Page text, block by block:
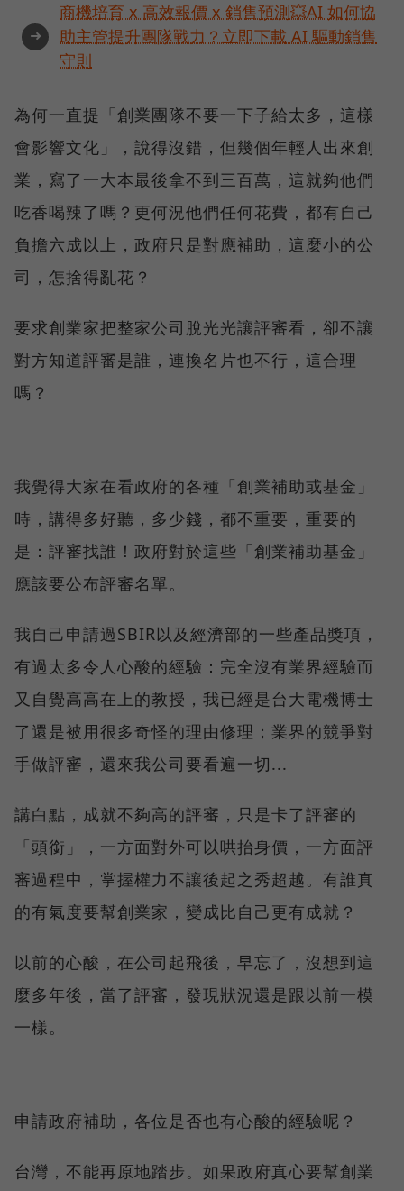
➜
商機培育 x 高效報價 x 銷售預測💥AI 如何協
助主管提升團隊戰力？立即下載 AI 驅動銷售
守則
為何一直提「創業團隊不要一下子給太多，這樣
會影響文化」，說得沒錯，但幾個年輕人出來創
業，寫了一大本最後拿不到三百萬，這就夠他們
吃香喝辣了嗎？更何況他們任何花費，都有自己
負擔六成以上，政府只是對應補助，這麼小的公
司，怎捨得亂花？
要求創業家把整家公司脫光光讓評審看，卻不讓
對方知道評審是誰，連換名片也不行，這合理
嗎？
我覺得大家在看政府的各種「創業補助或基金」
時，講得多好聽，多少錢，都不重要，重要的
是：評審找誰！政府對於這些「創業補助基金」
應該要公布評審名單。
我自己申請過SBIR以及經濟部的一些產品獎項，
有過太多令人心酸的經驗：完全沒有業界經驗而
又自覺高高在上的教授，我已經是台大電機博士
了還是被用很多奇怪的理由修理；業界的競爭對
手做評審，還來我公司要看遍一切...
講白點，成就不夠高的評審，只是卡了評審的
「頭銜」，一方面對外可以哄抬身價，一方面評
審過程中，掌握權力不讓後起之秀超越。有誰真
的有氣度要幫創業家，變成比自己更有成就？
以前的心酸，在公司起飛後，早忘了，沒想到這
麼多年後，當了評審，發現狀況還是跟以前一模
一樣。
申請政府補助，各位是否也有心酸的經驗呢？
台灣，不能再原地踏步。如果政府真心要幫創業